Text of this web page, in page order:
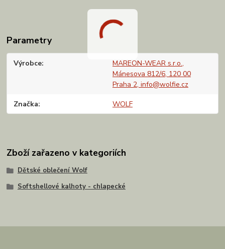
Parametry
Výrobce
MAREON-WEAR s.r.o.,
Mánesova 812/6, 120 00
Praha 2, info@wolfie.cz
Značka WOLF
Zboží zařazeno v kategoriích
Dětské oblečení Wolf
Softshellové kalhoty - chlapecké